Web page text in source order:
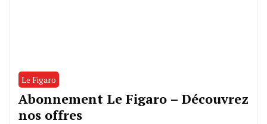
Le Figaro
Abonnement Le Figaro – Découvrez
nos offres